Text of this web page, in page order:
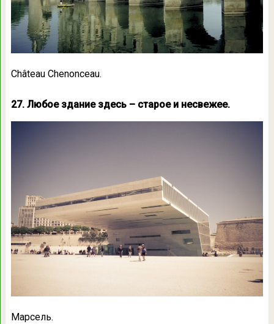
Château Chenonceau.
27. Любое здание здесь – старое и несвежее.
Марсель.